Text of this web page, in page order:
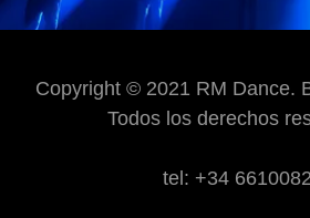
Copyright © 2021 RM Dance.
Todos los derechos
tel: +34